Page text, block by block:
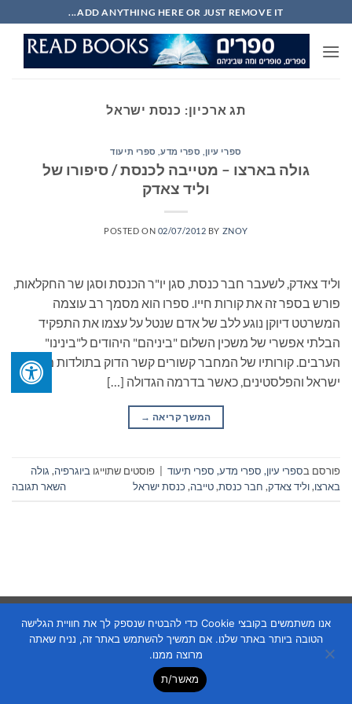
to
content
ADD ANYTHING HERE OR JUST REMOVE IT...
תג ארכיון: כנסת ישראל
ספרי עיון, ספרי מדע, ספרי תיעוד
גולה בארצו – מטייבה לכנסת / סיפורו של
וליד צאדק
POSTED ON 02/07/2012 BY ZNOY
וליד צאדק, לשעבר חבר כנסת, סגן יו"ר הכנסת וסגן שר החקלאות,
פורש בספר זה את קורות חייו. ספרו הוא מסמך רב עוצמה
המשרטט דיוקן נוגע ללב של אדם שנטל על עצמו את התפקיד
הבלתי אפשרי של משכין השלום "ביניהם" היהודים ל"בינינו"
הערבים. קורותיו של המחבר קשורים קשר הדוק בתולדות מדינת
ישראל והפלסטינים, כאשר בדרמה הגדולה […]
המשך קריאה →
פורסם בספרי עיון, ספרי מדע, ספרי תיעוד פוסטים שתוייגו ביוגרפיה, גולה
בארצו,וליד צאדק, חבר כנסת,טייבה, כנסת ישראל השאר תגובה
אנו משתמשים בקובצי Cookie כדי להבטיח שנספק לך את חוויית הגלישה
הטובה ביותר באתר שלנו. אם תמשיך להשתמש באתר זה, נניח שאתה
מרוצה ממנו.
מאשר/ת